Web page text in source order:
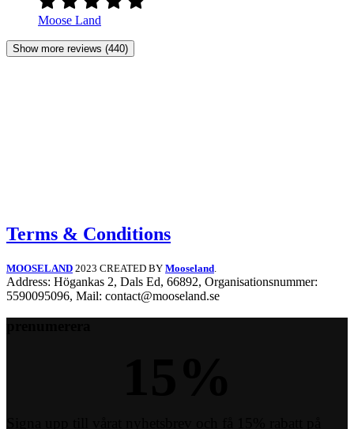
Moose Land
Show more reviews (440)
Terms & Conditions
MOOSELAND 2023 CREATED BY Mooseland
Address: Högankas 2, Dals Ed, 66892, Organisationsnummer:
5590095096, Mail: contact@mooseland.se